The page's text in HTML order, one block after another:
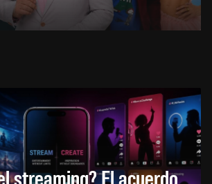
streaming? El acuerdo